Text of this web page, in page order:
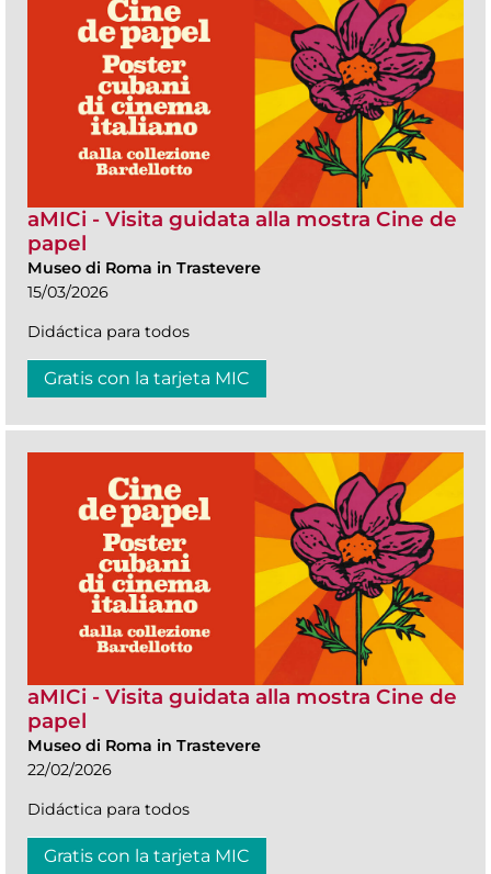
aMICi - Visita guidata alla mostra Cine de
papel
Museo di Roma in Trastevere
15/03/2026
Didáctica para todos
Gratis con la tarjeta MIC
aMICi - Visita guidata alla mostra Cine de
papel
Museo di Roma in Trastevere
22/02/2026
Didáctica para todos
Gratis con la tarjeta MIC